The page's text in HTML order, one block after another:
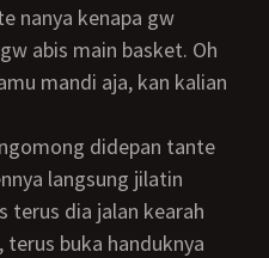
nanya kenapa gw
abis main basket. Oh
mandi aja, kan kalian
langsung jilatin
terus dia jalan kearah
buka handuknya